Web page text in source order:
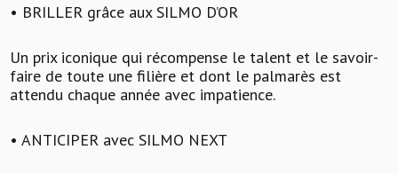
• BRILLER grâce aux SILMO D’OR
Un prix iconique qui récompense le talent et le savoir-
faire de toute une filière et dont le palmarès est
attendu chaque année avec impatience.
• ANTICIPER avec SILMO NEXT